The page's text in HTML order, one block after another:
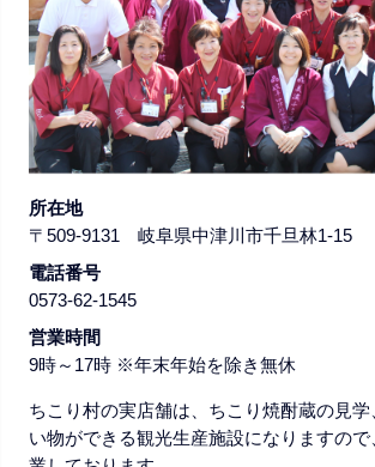
所在地
〒509-9131 岐阜県中津川市千旦林1-15
電話番号
0573-62-1545
営業時間
9時～17時 ※年末年始を除き無休
ちこり村の実店舗は、ちこり焼酎蔵の見
い物ができる観光生産施設になりますの